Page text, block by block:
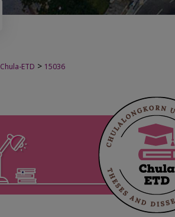
Chula-ETD > 15036